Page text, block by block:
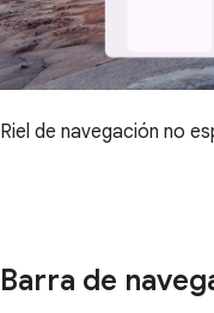
Riel de navegación no
Barra de